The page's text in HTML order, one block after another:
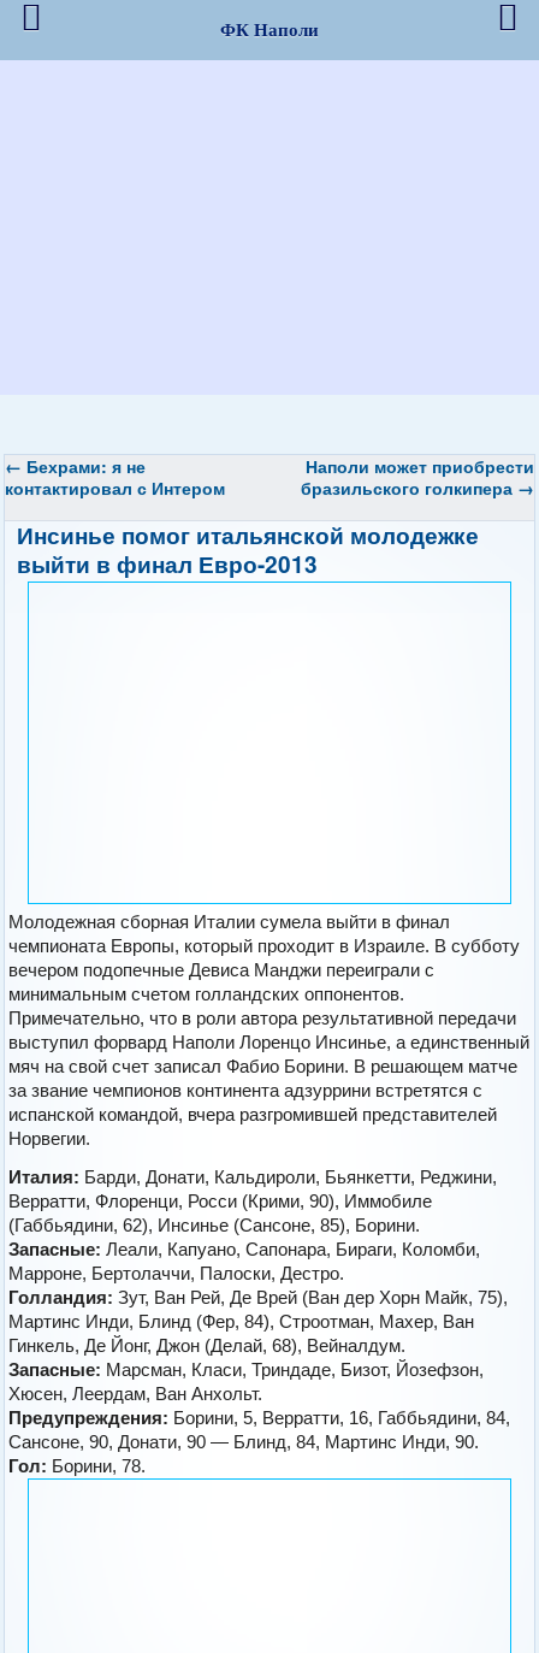
← Бехрами: я не
контактировал с Интером
Наполи может приобрести
бразильского голкипера →
Инсинье помог итальянской молодежке
выйти в финал Евро-2013
Молодежная сборная Италии сумела выйти в финал
чемпионата Европы, который проходит в Израиле. В субботу
вечером подопечные Девиса Манджи переиграли с
минимальным счетом голландских оппонентов.
Примечательно, что в роли автора результативной передачи
выступил форвард Наполи Лоренцо Инсинье, а единственный
мяч на свой счет записал Фабио Борини. В решающем матче
за звание чемпионов континента адзуррини встретятся с
испанской командой, вчера разгромившей представителей
Норвегии.
Италия: Барди, Донати, Кальдироли, Бьянкетти, Реджини,
Верратти, Флоренци, Росси (Крими, 90), Иммобиле
(Габбьядини, 62), Инсинье (Сансоне, 85), Борини.
Запасные: Леали, Капуано, Сапонара, Бираги, Коломби,
Марроне, Бертолаччи, Палоски, Дестро.
Голландия: Зут, Ван Рей, Де Врей (Ван дер Хорн Майк, 75),
Мартинс Инди, Блинд (Фер, 84), Строотман, Махер, Ван
Гинкель, Де Йонг, Джон (Делай, 68), Вейналдум.
Запасные: Марсман, Класи, Триндаде, Бизот, Йозефзон,
Хюсен, Леердам, Ван Анхольт.
Предупреждения: Борини, 5, Верратти, 16, Габбьядини, 84,
Сансоне, 90, Донати, 90 — Блинд, 84, Мартинс Инди, 90.
Гол: Борини, 78.
ФК Наполи